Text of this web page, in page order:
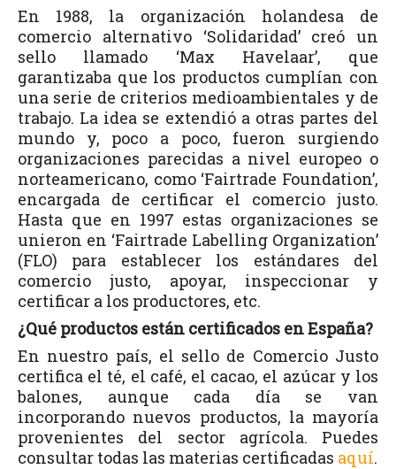
En 1988, la organización holandesa de
comercio alternativo ‘Solidaridad’ creó un
sello llamado ‘Max Havelaar’, que
garantizaba que los productos cumplían con
una serie de criterios medioambientales y de
trabajo. La idea se extendió a otras partes del
mundo y, poco a poco, fueron surgiendo
organizaciones parecidas a nivel europeo o
norteamericano, como ‘Fairtrade Foundation’,
encargada de certificar el comercio justo.
Hasta que en 1997 estas organizaciones se
unieron en ‘Fairtrade Labelling Organization’
(FLO) para establecer los estándares del
comercio justo, apoyar, inspeccionar y
certificar a los productores, etc.
¿Qué productos están certificados en España?
En nuestro país, el sello de Comercio Justo
certifica el té, el café, el cacao, el azúcar y los
balones, aunque cada día se van
incorporando nuevos productos, la mayoría
provenientes del sector agrícola. Puedes
consultar todas las materias certificadas aquí.